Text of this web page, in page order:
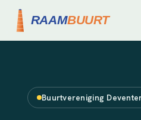
Buurtvereniging